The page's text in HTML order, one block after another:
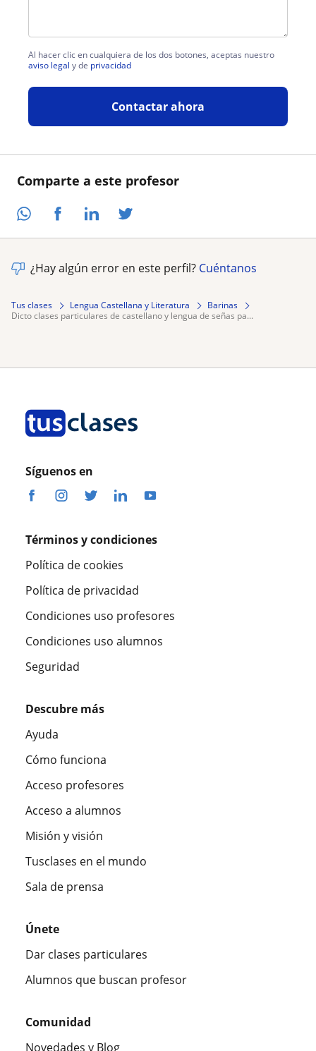
Comparte a este profesor
Al hacer clic en cualquiera de los dos botones, aceptas nuestro
aviso legal y de privacidad
Contactar ahora
¿Hay algún error en este perfil? Cuéntanos
Tus clases Lengua Castellana y Literatura
Barinas
dicto clases particulares de castellano y lengua de señas pa...
Síguenos en
Términos y condiciones
Política de cookies
Política de privacidad
Condiciones uso profesores
Condiciones uso alumnos
Seguridad
Descubre más
Ayuda
Cómo funciona
Acceso profesores
Acceso a alumnos
Misión y visión
Tusclases en el mundo
Sala de prensa
Únete
Dar clases particulares
Alumnos que buscan profesor
Comunidad
Novedades y Blog